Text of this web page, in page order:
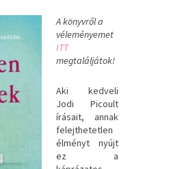
A könyvről a
véleményemet
ITT
megtaláljátok!
Aki kedveli
Jodi Picoult
írásait, annak
felejthetetlen
élményt nyújt
ez a